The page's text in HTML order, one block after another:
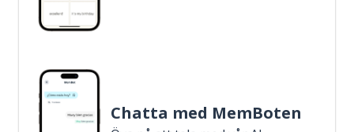
Chatta med MemBoten